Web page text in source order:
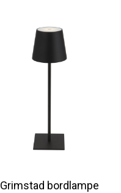
Grimstad bordlampe